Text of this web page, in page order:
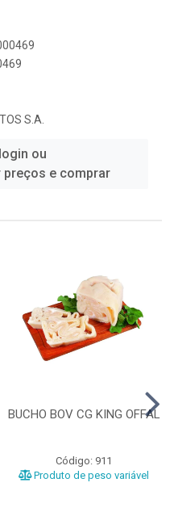
S.A.
ou
preços e comprar
BUCHO BOV CG KING OFFAL
Código: 911
Produto de peso variável